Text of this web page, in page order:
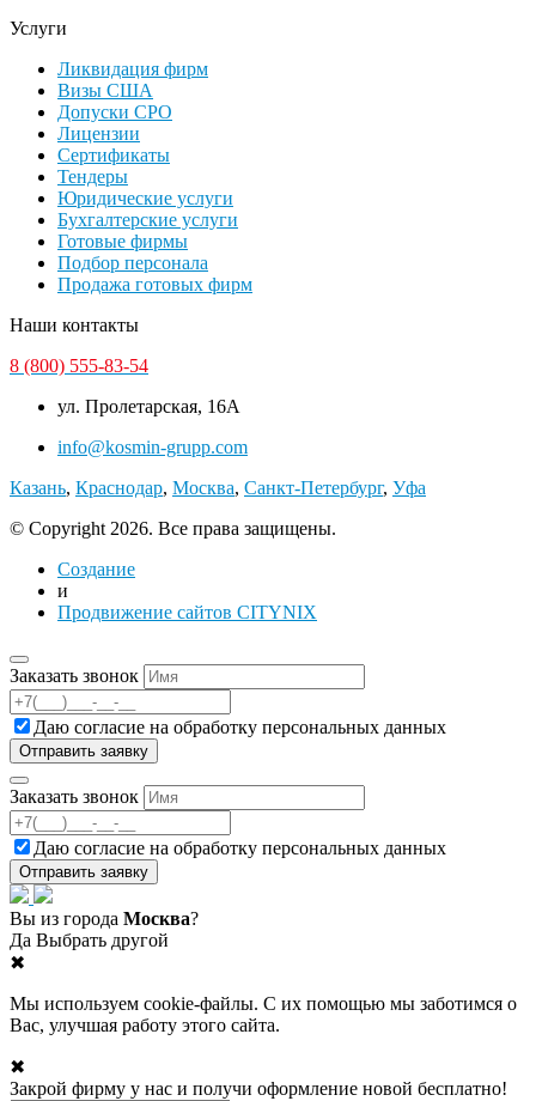
Услуги
Ликвидация фирм
Визы США
Допуски СРО
Лицензии
Сертификаты
Тендеры
Юридические услуги
Бухгалтерские услуги
Готовые фирмы
Подбор персонала
Продажа готовых фирм
Наши контакты
8 (800) 555-83-54
ул. Пролетарская, 16А
info@kosmin-grupp.com
Казань, Краснодар, Москва, Санкт-Петербург, Уфа
© Copyright 2026. Все права защищены.
Создание
и
Продвижение сайтов CITYNIX
Заказать звонок
Даю согласие на обработку персональных данных
Заказать звонок
Даю согласие на обработку персональных данных
Вы из города Москва?
Да Выбрать другой
✖
Мы используем cookie-файлы. С их помощью мы заботимся о
Вас, улучшая работу этого сайта.
✖
Закрой фирму у нас и получи оформление новой бесплатно!